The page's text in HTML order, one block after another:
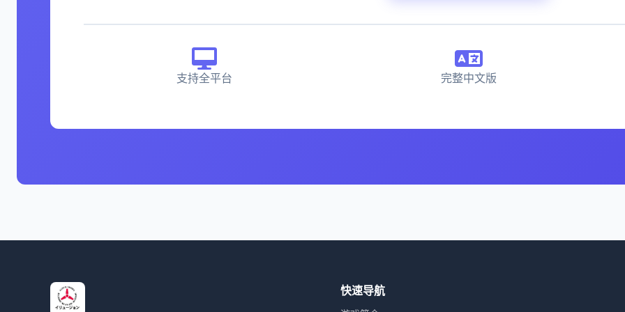
支持全平台 完整中文版
快速导航